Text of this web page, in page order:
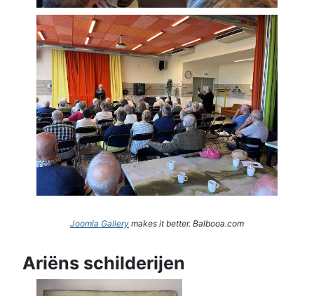
Joomla Gallery makes it better. Balbooa.com
Ariëns schilderijen